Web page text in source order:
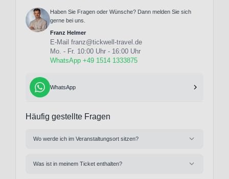
Haben Sie Fragen oder Wünsche? Dann melden Sie sich
gerne bei uns.
Franz Helmer
E-Mail franz@tickwell-travel.de
Mo. - Fr. 10:00 Uhr - 16:00 Uhr
WhatsApp +49 1514 1333875
WhatsApp
Häufig gestellte Fragen
Wo werde ich im Veranstaltungsort sitzen?
Was ist in meinem Ticket enthalten?